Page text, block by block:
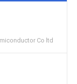
Co ltd